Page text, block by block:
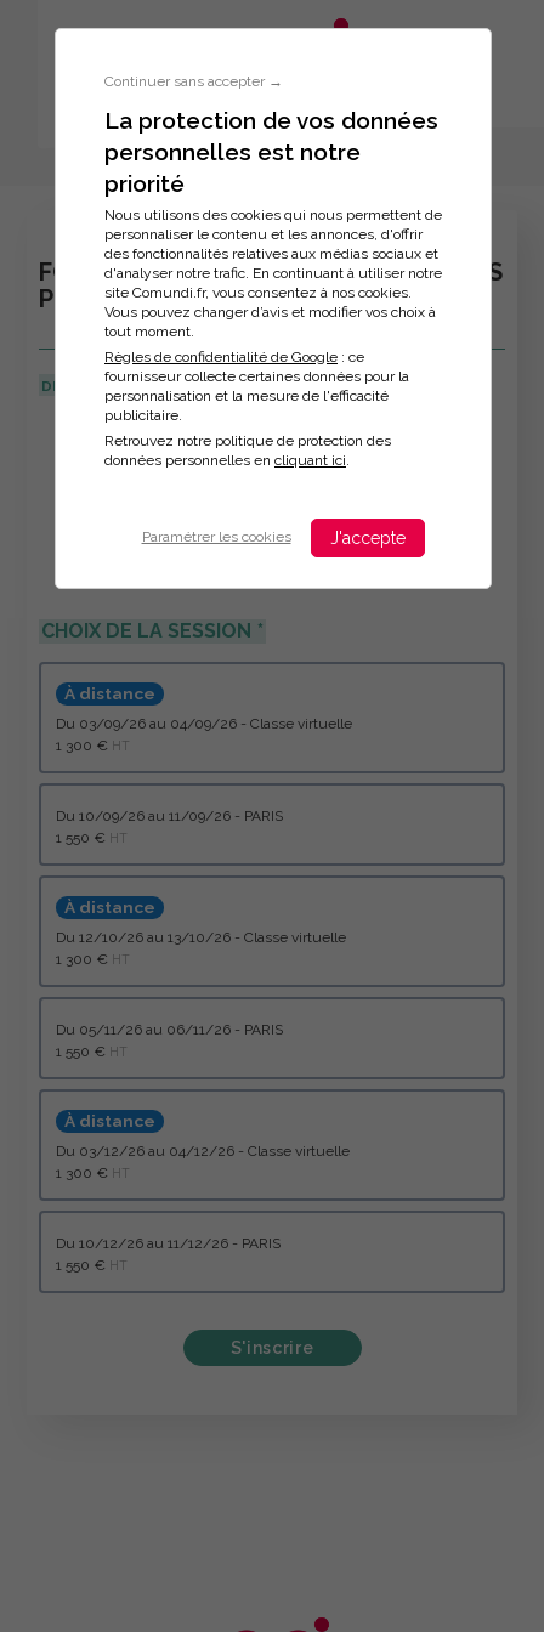
Continuer sans accepter →
La protection de vos données
personnelles est notre
priorité
Nous utilisons des cookies qui nous permettent de
personnaliser le contenu et les annonces, d'offrir
des fonctionnalités relatives aux médias sociaux et
d'analyser notre trafic. En continuant à utiliser notre
site Comundi.fr, vous consentez à nos cookies.
Vous pouvez changer d’avis et modifier vos choix à
tout moment.
Règles de confidentialité de Google : ce
fournisseur collecte certaines données pour la
personnalisation et la mesure de l'efficacité
publicitaire.
Retrouvez notre politique de protection des
données personnelles en cliquant ici
Paramétrer les cookies J'accepte
Inscription à la formation
FORMATION : GÉRER SON TEMPS ET SES
PRIORITÉS, SANS STRESS
DERNIÈRE MISE À JOUR :08/04/2026
Veuillez décrire votre situation
CHOIX DE LA SESSION
À distance
du 03/09/26 au 04/09/26 - Classe virtuelle
1 300 € HT
du 10/09/26 au 11/09/26 - PARIS
1 550 € HT
À distance
du 12/10/26 au 13/10/26 - Classe virtuelle
1 300 € HT
du 05/11/26 au 06/11/26 - PARIS
1 550 € HT
À distance
du 03/12/26 au 04/12/26 - Classe virtuelle
1 300 € HT
du 10/12/26 au 11/12/26 - PARIS
1 550 € HT
S'inscrire